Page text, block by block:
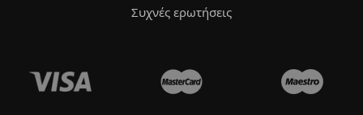
Συχνές ερωτήσεις